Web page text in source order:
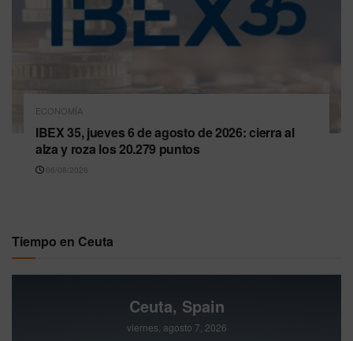
ECONOMÍA
IBEX 35, jueves 6 de agosto de 2026: cierra al
alza y roza los 20.279 puntos
06/08/2026
Tiempo en Ceuta
Ceuta, Spain
viernes, agosto 7, 2026